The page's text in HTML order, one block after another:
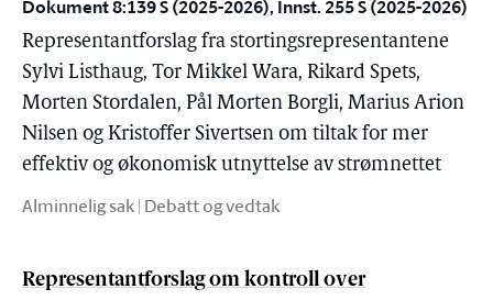
Dokument 8:139 S (2025-2026), Innst. 255 S (2025-2026)
Representantforslag fra stortingsrepresentantene
Sylvi Listhaug, Tor Mikkel Wara, Rikard Spets,
Morten Stordalen, Pål Morten Borgli, Marius Arion
Nilsen og Kristoffer Sivertsen om tiltak for mer
effektiv og økonomisk utnyttelse av strømnettet
Alminnelig sak | Debatt og vedtak
Representantforslag om kontroll over